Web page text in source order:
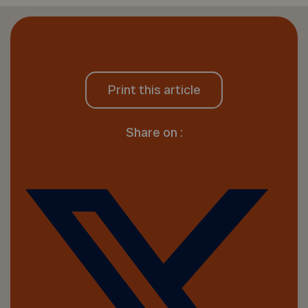
Print this article
Share on :